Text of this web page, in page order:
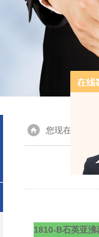
您现在的位置
1810-B石英亚沸